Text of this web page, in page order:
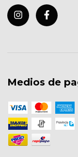
Medios de